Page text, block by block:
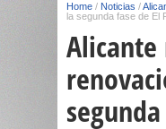
Home / Noticias /
la segunda fase de El